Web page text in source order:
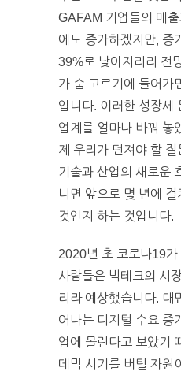
GAFAM 기업들의 매출
에도 증가하겠지만, 증
39%로 낮아지리라 전
가 숨 고르기에 들어가
입니다. 이러한 성장세
업계를 얼마나 바꿔 놓
제 우리가 던져야 할
기술과 산업의 새로운
니면 앞으로 몇 년에
것인지 하는 것입니다.
2020년 초 코로나19가
사람들은 빅테크의 시
리라 예상했습니다. 대
어나는 디지털 수요 증
업에 몰린다고 보았기
데믹 시기를 버틸 자원